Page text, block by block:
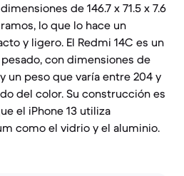
de 146.7 x 71.5 x 7.6
lo que lo hace un
y ligero. El Redmi 14C es un
con dimensiones de
y un peso que varía entre 204 y
del color. Su construcción es
el iPhone 13 utiliza
como el vidrio y el aluminio.